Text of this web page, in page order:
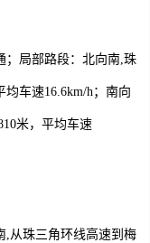
；局部路段：北向南,珠
车速16.6km/h；南向
米，平均车速
,从珠三角环线高速到梅